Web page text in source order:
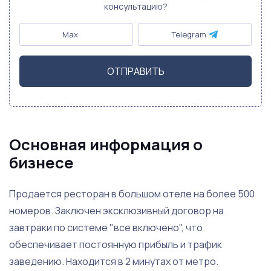
консультацию?
Max Telegram
ОТПРАВИТЬ
Основная информация о
бизнесе
Продается ресторан в большом отеле на более 500
номеров. Заключен эксклюзивный договор на
завтраки по системе "все включено", что
обеспечивает постоянную прибыль и трафик
заведению. Находится в 2 минутах от метро.